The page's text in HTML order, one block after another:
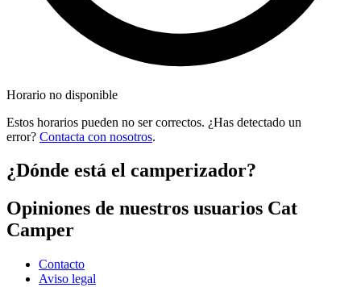
Horario no disponible
Estos horarios pueden no ser correctos. ¿Has detectado un
error? Contacta con nosotros.
¿Dónde está el camperizador?
Opiniones de nuestros usuarios Cat
Camper
Contacto
Aviso legal